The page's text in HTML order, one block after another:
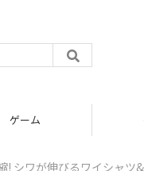
ゲーム
! シワが伸びるワイシャツ